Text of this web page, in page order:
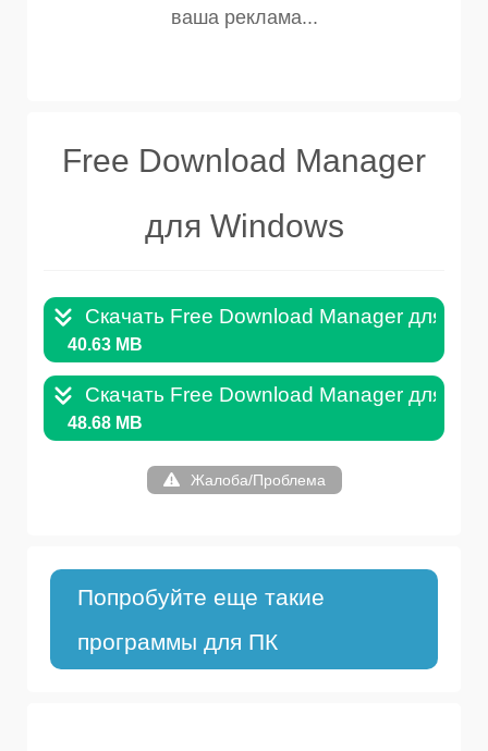
Free Download Manager
для Windows
Скачать Free Download Manager для
40.63 MB
Скачать Free Download Manager для
48.68 MB
Жалоба/Проблема
Попробуйте еще такие
программы для ПК